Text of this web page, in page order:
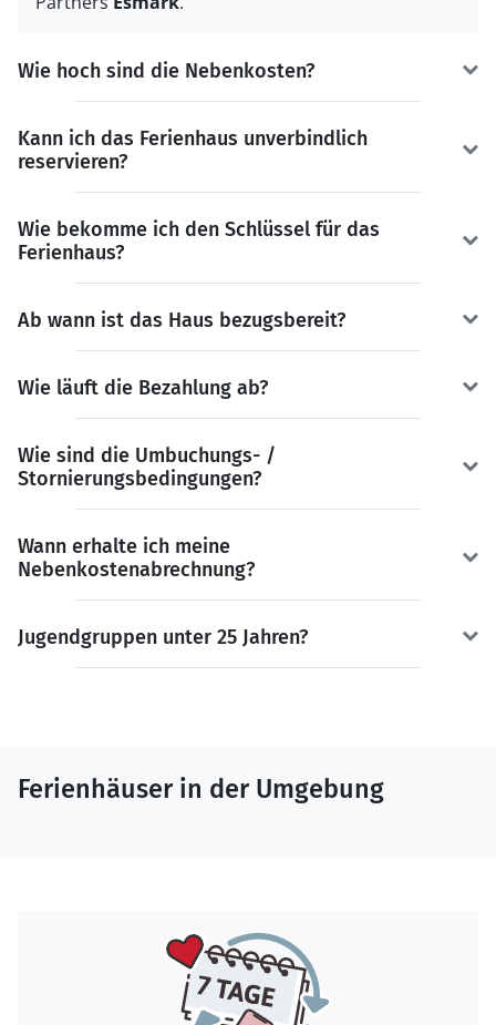
Wie hoch sind die Nebenkosten?
Kann ich das Ferienhaus unverbindlich
reservieren?
Wie bekomme ich den Schlüssel für das
Ferienhaus?
Ab wann ist das Haus bezugsbereit?
Wie läuft die Bezahlung ab?
Wie sind die Umbuchungs- /
Stornierungsbedingungen?
Wann erhalte ich meine
Nebenkostenabrechnung?
Jugendgruppen unter 25 Jahren?
Ferienhäuser in der Umgebung